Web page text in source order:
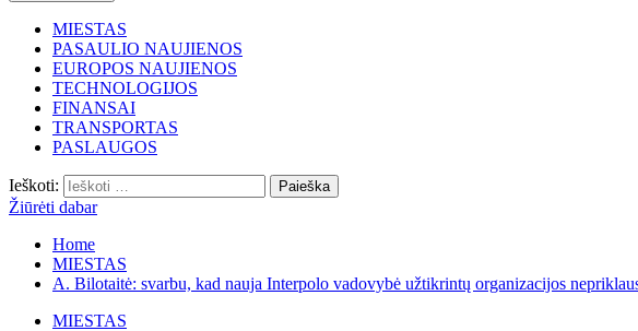
MIESTAS
PASAULIO NAUJIENOS
EUROPOS NAUJIENOS
TECHNOLOGIJOS
FINANSAI
TRANSPORTAS
PASLAUGOS
Ieškoti:
Žiūrėti dabar
Home
MIESTAS
A. Bilotaitė: svarbu, kad nauja Interpolo vadovybė užtikrintų organizacijos
MIESTAS